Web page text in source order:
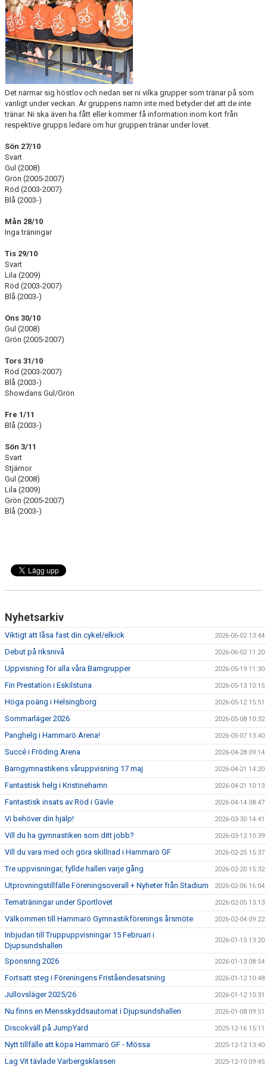
ARRANGEMANG
FÖRENINGSKOLLEKTION
HGF KÖP OCH SÄLJ
Det närmar sig höstlov och nedan ser ni vilka grupper som tränar på som
vanligt under veckan. Är gruppens namn inte med betyder det att de inte
tränar. Ni ska även ha fått eller kommer få information inom kort från
respektive grupps ledare om hur gruppen tränar under lovet.
Sön 27/10
Svart
Gul (2008)
Grön (2005-2007)
Röd (2003-2007)
Blå (2003-)
Mån 28/10
Inga träningar
Tis 29/10
Svart
Lila (2009)
Röd (2003-2007)
Blå (2003-)
Ons 30/10
Gul (2008)
Grön (2005-2007)
Tors 31/10
Röd (2003-2007)
Blå (2003-)
Showdans Gul/Grön
Fre 1/11
Blå (2003-)
Sön 3/11
Svart
Stjärnor
Gul (2008)
Lila (2009)
Grön (2005-2007)
Blå (2003-)
Nyhetsarkiv
Viktigt att låsa fast din cykel/elkick 2026-06-02 13:44
Debut på riksnivå 2026-06-02 11:20
Uppvisning för alla våra Barngrupper 2026-05-19 11:30
Fin Prestation i Eskilstuna 2026-05-13 10:15
Höga poäng i Helsingborg 2026-05-12 15:51
Sommarläger 2026 2026-05-08 10:32
Panghelg i Hammarö Arena! 2026-05-07 13:40
Succé i Fröding Arena 2026-04-28 09:14
Barngymnastikens våruppvisning 17 maj 2026-04-21 14:20
Fantastisk helg i Kristinehamn 2026-04-21 10:13
Fantastisk insats av Röd i Gävle 2026-04-14 08:47
Vi behöver din hjälp! 2026-03-30 14:41
Vill du ha gymnastiken som ditt jobb? 2026-03-12 10:39
Vill du vara med och göra skillnad i Hammarö GF 2026-02-25 15:37
Tre uppvisningar, fyllde hallen varje gång 2026-02-20 15:32
Utprovningstillfälle Föreningsoverall + Nyheter från Stadium 2026-02-06 16:04
Tematräningar under Sportlovet 2026-02-05 13:13
Välkommen till Hammarö Gymnastikförenings årsmöte 2026-02-04 09:22
Inbjudan till Truppuppvisningar 15 Februari i
Djupsundshallen
2026-01-15 13:20
Sponsring 2026 2026-01-13 08:54
Fortsatt steg i Föreningens Friståendesatsning 2026-01-12 10:48
Jullovsläger 2025/26 2026-01-12 10:31
Nu finns en Mensskyddsautomat i Djupsundshallen 2026-01-08 09:51
Discokväll på JumpYard 2025-12-16 15:11
Nytt tillfälle att köpa Hammarö GF - Mössa 2025-12-12 13:40
Lag Vit tävlade Varbergsklassen 2025-12-10 09:45